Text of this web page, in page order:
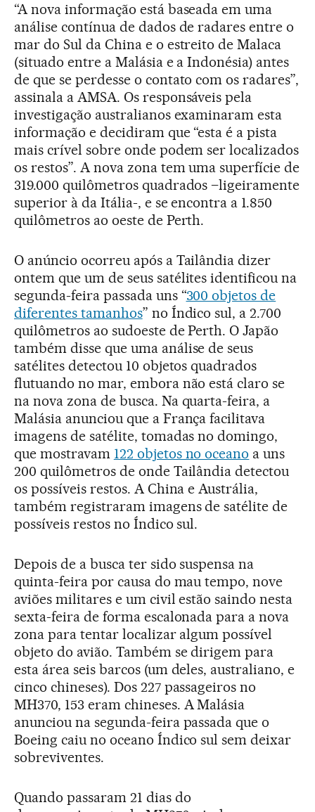
“A nova informação está baseada em uma
análise contínua de dados de radares entre o
mar do Sul da China e o estreito de Malaca
(situado entre a Malásia e a Indonésia) antes
de que se perdesse o contato com os radares”,
assinala a AMSA. Os responsáveis pela
investigação australianos examinaram esta
informação e decidiram que “esta é a pista
mais crível sobre onde podem ser localizados
os restos”. A nova zona tem uma superfície de
319.000 quilômetros quadrados –ligeiramente
superior à da Itália-, e se encontra a 1.850
quilômetros ao oeste de Perth.
O anúncio ocorreu após a Tailândia dizer
ontem que um de seus satélites identificou na
segunda-feira passada uns “300 objetos de
diferentes tamanhos” no Índico sul, a 2.700
quilômetros ao sudoeste de Perth. O Japão
também disse que uma análise de seus
satélites detectou 10 objetos quadrados
flutuando no mar, embora não está claro se
na nova zona de busca. Na quarta-feira, a
Malásia anunciou que a França facilitava
imagens de satélite, tomadas no domingo,
que mostravam 122 objetos no oceano a uns
200 quilômetros de onde Tailândia detectou
os possíveis restos. A China e Austrália,
também registraram imagens de satélite de
possíveis restos no Índico sul.
Depois de a busca ter sido suspensa na
quinta-feira por causa do mau tempo, nove
aviões militares e um civil estão saindo nesta
sexta-feira de forma escalonada para a nova
zona para tentar localizar algum possível
objeto do avião. Também se dirigem para
esta área seis barcos (um deles, australiano, e
cinco chineses). Dos 227 passageiros no
MH370, 153 eram chineses. A Malásia
anunciou na segunda-feira passada que o
Boeing caiu no oceano Índico sul sem deixar
sobreviventes.
Quando passaram 21 dias do